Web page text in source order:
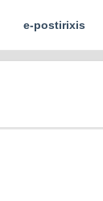
e-postirixis